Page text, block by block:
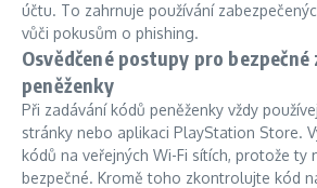
účtu. To zahrnuje používání
vůči pokusům o phishing.
Osvědčené postupy pro
peněženky
Při zadávání kódů peněženky vždy
stránky nebo aplikaci PlayStation Store.
kódů na veřejných Wi-Fi sítích, protože ty
bezpečné. Kromě toho zkontrolujte kód